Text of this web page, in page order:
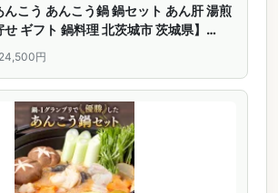
こう あんこう鍋 鍋セット あん肝 湯煎
ギフト 鍋料理 北茨城市 茨城県】
円